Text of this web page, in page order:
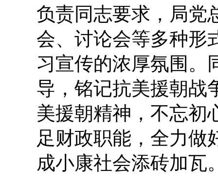
负责同志要求，局党
会、讨论会等多种形
习宣传的浓厚氛围。
导，铭记抗美援朝战
美援朝精神，不忘初
足财政职能，全力做
成小康社会添砖加瓦